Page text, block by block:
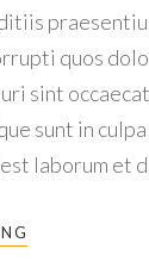
quos
sint
sunt in
laborum et